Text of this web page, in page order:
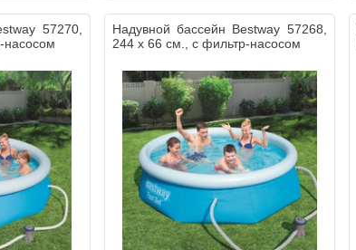
57270,
насосом
Надувной бассейн Bestway 57268,
244 х 66 см., с фильтр-насосом